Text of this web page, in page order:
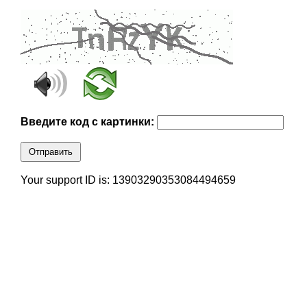
Введите код с картинки:
Отправить
Your support ID is: 13903290353084494659